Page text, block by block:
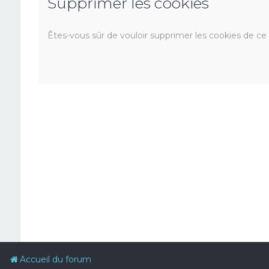
Êtes-vous sûr de vouloir supprimer les cookies de
Accueil du forum